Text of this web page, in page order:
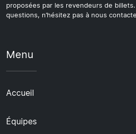
proposées par les revendeurs de
questions, n’hésitez pas à nous
Menu
Accueil
Équipes